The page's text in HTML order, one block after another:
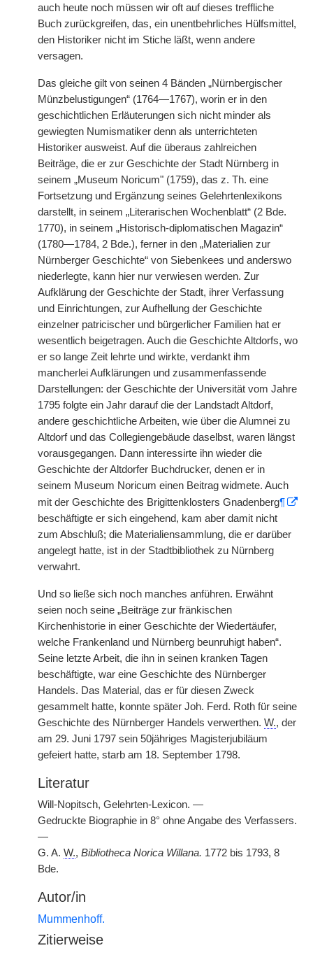
auch heute noch müssen wir oft auf dieses treffliche
Buch zurückgreifen, das, ein unentbehrliches Hülfsmittel,
den Historiker nicht im Stiche läßt, wenn andere
versagen.
Das gleiche gilt von seinen 4 Bänden „Nürnbergischer
Münzbelustigungen“ (1764—1767), worin er in den
geschichtlichen Erläuterungen sich nicht minder als
gewiegten Numismatiker denn als unterrichteten
Historiker ausweist. Auf die überaus zahlreichen
Beiträge, die er zur Geschichte der Stadt Nürnberg in
seinem „Museum Noricum" (1759), das z. Th. eine
Fortsetzung und Ergänzung seines Gelehrtenlexikons
darstellt, in seinem „Literarischen Wochenblatt“ (2 Bde.
1770), in seinem „Historisch-diplomatischen Magazin“
(1780—1784, 2 Bde.), ferner in den „Materialien zur
Nürnberger Geschichte“ von Siebenkees und anderswo
niederlegte, kann hier nur verwiesen werden. Zur
Aufklärung der Geschichte der Stadt, ihrer Verfassung
und Einrichtungen, zur Aufhellung der Geschichte
einzelner patricischer und bürgerlicher Familien hat er
wesentlich beigetragen. Auch die Geschichte Altdorfs, wo
er so lange Zeit lehrte und wirkte, verdankt ihm
mancherlei Aufklärungen und zusammenfassende
Darstellungen: der Geschichte der Universität vom Jahre
1795 folgte ein Jahr darauf die der Landstadt Altdorf,
andere geschichtliche Arbeiten, wie über die Alumnei zu
Altdorf und das Collegiengebäude daselbst, waren längst
vorausgegangen. Dann interessirte ihn wieder die
Geschichte der Altdorfer Buchdrucker, denen er in
seinem Museum Noricum einen Beitrag widmete. Auch
mit der Geschichte des Brigittenklosters Gnadenberg¶
beschäftigte er sich eingehend, kam aber damit nicht
zum Abschluß; die Materialiensammlung, die er darüber
angelegt hatte, ist in der Stadtbibliothek zu Nürnberg
verwahrt.
Und so ließe sich noch manches anführen. Erwähnt
seien noch seine „Beiträge zur fränkischen
Kirchenhistorie in einer Geschichte der Wiedertäufer,
welche Frankenland und Nürnberg beunruhigt haben“.
Seine letzte Arbeit, die ihn in seinen kranken Tagen
beschäftigte, war eine Geschichte des Nürnberger
Handels. Das Material, das er für diesen Zweck
gesammelt hatte, konnte später Joh. Ferd. Roth für seine
Geschichte des Nürnberger Handels verwerthen. W., der
am 29. Juni 1797 sein 50jähriges Magisterjubiläum
gefeiert hatte, starb am 18. September 1798.
Literatur
Will-Nopitsch, Gelehrten-Lexicon. —
Gedruckte Biographie in 8° ohne Angabe des Verfassers.
—
G. A. W., Bibliotheca Norica Willana. 1772 bis 1793, 8
Bde.
Autor/in
Mummenhoff.
Zitierweise